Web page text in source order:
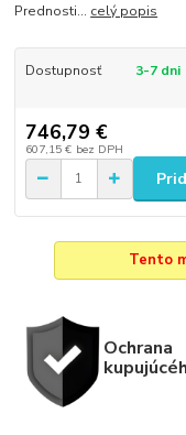
Prednosti... celý popis
Dostupnosť 3-7 dni
746,79 €
607,15 € bez DPH
Tento
Ochrana